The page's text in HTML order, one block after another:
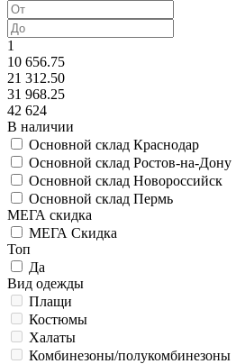
1
10 656.75
21 312.50
31 968.25
42 624
В наличии
Основной склад Краснодар
Основной склад Ростов-на-Дону
Основной склад Новороссийск
Основной склад Пермь
МЕГА скидка
МЕГА Скидка
Топ
Да
Вид одежды
Плащи
Костюмы
Халаты
Комбинезоны/полукомбинезоны